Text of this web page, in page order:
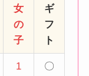
女
の
子
ギ
フ
ト
1 〇